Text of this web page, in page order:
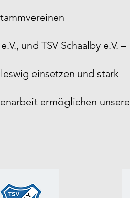
und TSV Schaalby e.V. –
einsetzen und stark
ermöglichen unsere